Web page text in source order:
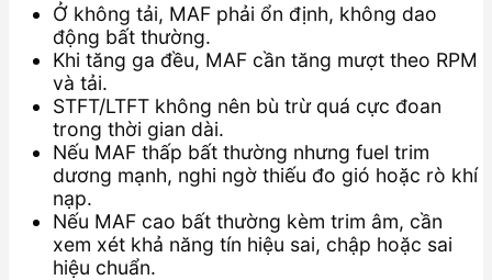
Ở không tải, MAF phải ổn định, không dao
động bất thường.
Khi tăng ga đều, MAF cần tăng mượt theo RPM
và tải.
STFT/LTFT không nên bù trừ quá cực đoan
trong thời gian dài.
Nếu MAF thấp bất thường nhưng fuel trim
dương mạnh, nghi ngờ thiếu đo gió hoặc rò khí
nạp.
Nếu MAF cao bất thường kèm trim âm, cần
xem xét khả năng tín hiệu sai, chập hoặc sai
hiệu chuẩn.